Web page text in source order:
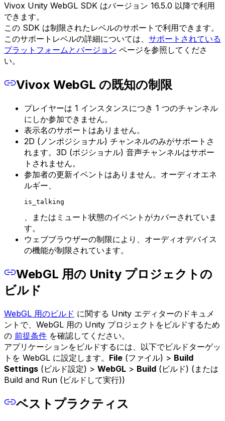
Vivox Unity WebGL SDK はバージョン 16.5.0 以降で利用
できます。
この SDK は制限されたレベルのサポートで利用できます。
このサポートレベルの詳細については、 サポートされている
プラットフォームとバージョン ページを参照してくださ
い。
Vivox WebGL の既知の制限
プレイヤーは 1 インスタンスにつき 1 つのチャンネル
にしか参加できません。
表示名のサポートはありません。
2D (ノンポジショナル) チャンネルのみがサポートさ
れます。3D (ポジショナル) 音声チャンネルはサポー
トされません。
参加者の更新イベントはありません。オーディオエネ
ルギー、
is_talking
、またはミュート状態のイベントがカバーされていま
す。
ウェブブラウザーの制限により、オーディオデバイス
の機能が制限されています。
WebGL 用の Unity プロジェクトの
ビルド
WebGL 用のビルド に関する Unity エディターのドキュメ
ントで、WebGL 用の Unity プロジェクトをビルドするため
の 前提条件 を確認してください。
アプリケーションをビルドするには、以下でビルドターゲッ
トを WebGL に設定します。 File (ファイル) > Build
Settings (ビルド設定) > WebGL > Build (ビルド) (または
Build and Run (ビルドして実行))
ベストプラクティス